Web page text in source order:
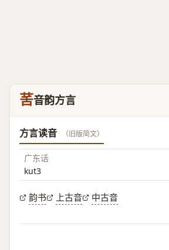
䒷音韵方言
方言读音 （旧版简文）
广东话
kut3
韵书 上古音 中古音